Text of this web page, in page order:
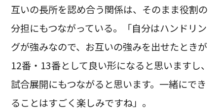
互いの長所を認め合う関係は、そのまま役割の
分担にもつながっている。「自分はハンドリン
グが強みなので、お互いの強みを出せたときが
12番・13番として良い形になると思いますし、
試合展開にもつながると思います。一緒にでき
ることはすごく楽しみですね」。